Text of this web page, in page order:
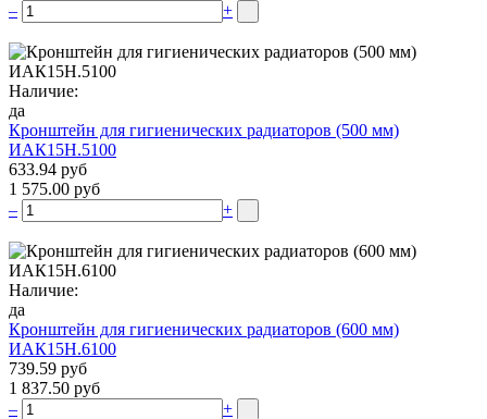
–
+
Наличие:
да
Кронштейн для гигиенических радиаторов (500 мм)
ИАК15Н.5100
633.94 руб
1 575.00 руб
–
+
Наличие:
да
Кронштейн для гигиенических радиаторов (600 мм)
ИАК15Н.6100
739.59 руб
1 837.50 руб
–
+